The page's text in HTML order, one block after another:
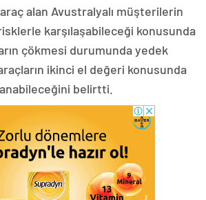
alan Avustralyalı müşterilerin
karşılaşabileceği konusunda
çökmesi durumunda yedek
ikinci el değeri konusunda
belirtti.